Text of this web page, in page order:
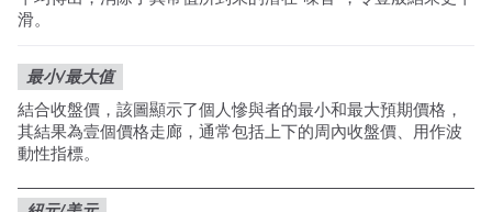
滑。
最小/最大值
結合收盤價，該圖顯示了個人慘與者的最小和最大預期價格，
其結果為壹個價格走廊，通常包括上下的周內收盤價、用作波
動性指標。